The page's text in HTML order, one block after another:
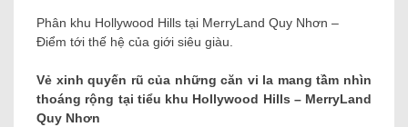
Phân khu Hollywood Hills tại MerryLand Quy Nhơn –
Điểm tới thế hệ của giới siêu giàu.
Vẻ xinh quyến rũ của những căn vi la mang tầm nhìn
thoáng rộng tại tiểu khu Hollywood Hills – MerryLand
Quy Nhơn